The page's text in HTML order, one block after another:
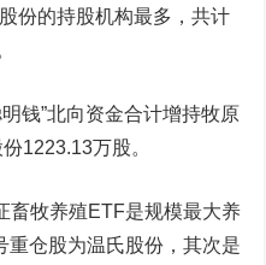
份的持股机构最多，共计
”北向资金合计增持牧原
1223.13万股。
牧养殖ETF是规模最大养
重仓股为温氏股份，其次是